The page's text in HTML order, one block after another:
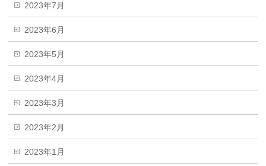
2023年7月
2023年6月
2023年5月
2023年4月
2023年3月
2023年2月
2023年1月